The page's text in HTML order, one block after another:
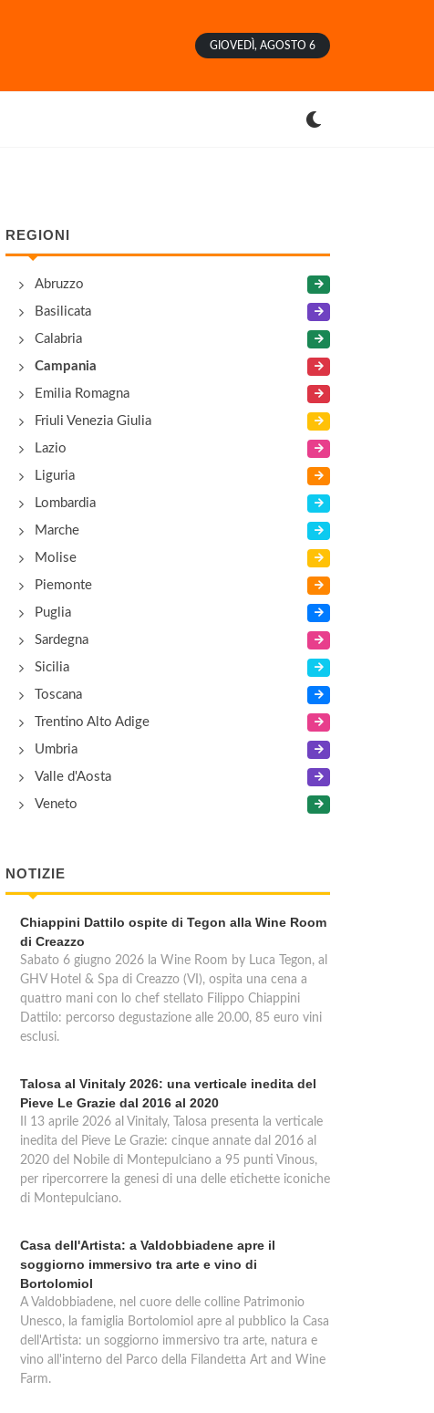
GIOVEDÌ, AGOSTO 6
REGIONI
Abruzzo
Basilicata
Calabria
Campania
Emilia Romagna
Friuli Venezia Giulia
Lazio
Liguria
Lombardia
Marche
Molise
Piemonte
Puglia
Sardegna
Sicilia
Toscana
Trentino Alto Adige
Umbria
Valle d'Aosta
Veneto
NOTIZIE
Chiappini Dattilo ospite di Tegon alla Wine Room
di Creazzo
Sabato 6 giugno 2026 la Wine Room by Luca Tegon, al
GHV Hotel & Spa di Creazzo (VI), ospita una cena a
quattro mani con lo chef stellato Filippo Chiappini
Dattilo: percorso degustazione alle 20.00, 85 euro vini
esclusi.
Talosa al Vinitaly 2026: una verticale inedita del
Pieve Le Grazie dal 2016 al 2020
Il 13 aprile 2026 al Vinitaly, Talosa presenta la verticale
inedita del Pieve Le Grazie: cinque annate dal 2016 al
2020 del Nobile di Montepulciano a 95 punti Vinous,
per ripercorrere la genesi di una delle etichette iconiche
di Montepulciano.
Casa dell'Artista: a Valdobbiadene apre il
soggiorno immersivo tra arte e vino di
Bortolomiol
A Valdobbiadene, nel cuore delle colline Patrimonio
Unesco, la famiglia Bortolomiol apre al pubblico la Casa
dell'Artista: un soggiorno immersivo tra arte, natura e
vino all'interno del Parco della Filandetta Art and Wine
Farm.